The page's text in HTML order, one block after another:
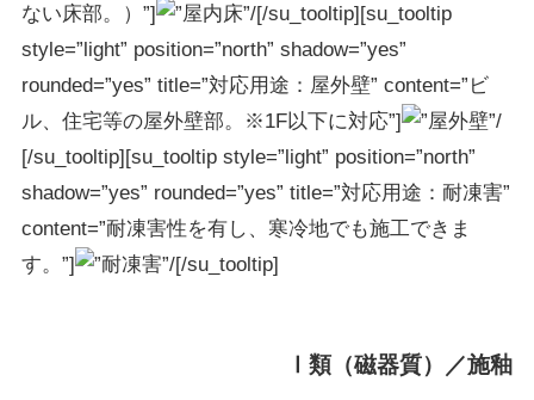
ない床部。）”]
[/su_tooltip][su_tooltip
style=”light” position=”north” shadow=”yes”
rounded=”yes” title=”対応用途：屋外壁” content=”ビ
ル、住宅等の屋外壁部。※1F以下に対応”]
[/su_tooltip][su_tooltip style=”light” position=”north”
shadow=”yes” rounded=”yes” title=”対応用途：耐凍害”
content=”耐凍害性を有し、寒冷地でも施工できま
す。”]
[/su_tooltip]
Ⅰ類（磁器質）／施釉